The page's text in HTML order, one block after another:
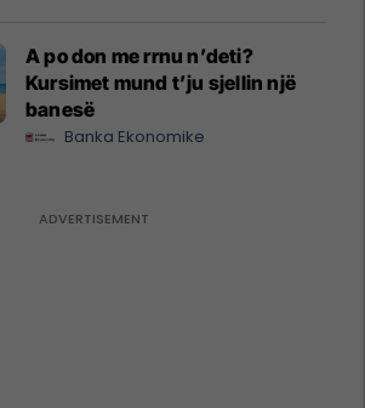
A po don me rrnu n’deti?
Kursimet mund t’ju sjellin një
banesë
Banka Ekonomike